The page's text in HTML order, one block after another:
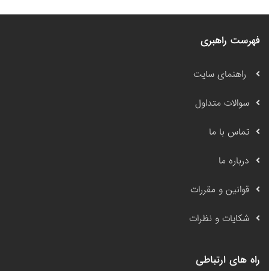
فهرست راهبری
راهنمای سایت
سوالات متداول
تماس با ما
درباره ما
قوانین و مقررات
شکایات و نظرات
راه های ارتباطی